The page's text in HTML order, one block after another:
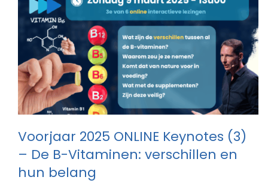
Voorjaar 2025 ONLINE Keynotes (3)
– De B-Vitaminen: verschillen en
hun belang